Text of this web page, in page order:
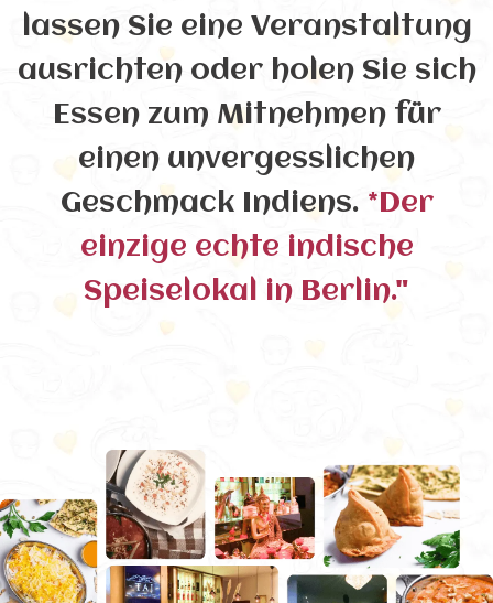
lassen Sie eine Veranstaltung
ausrichten oder holen Sie sich
Essen zum Mitnehmen für
einen unvergesslichen
Geschmack Indiens. *Der
einzige echte indische
Speiselokal in Berlin."